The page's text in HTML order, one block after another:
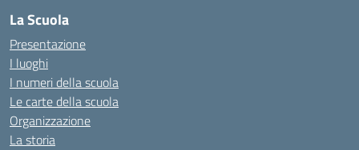
La Scuola
Presentazione
I luoghi
I numeri della scuola
Le carte della scuola
Organizzazione
La storia